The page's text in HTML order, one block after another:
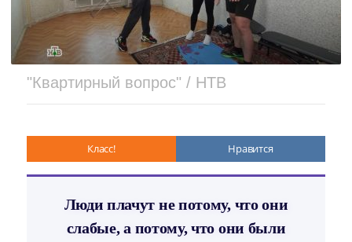
"Квартирный вопрос" / НТВ
Класс! Нравится
Люди плачут не потому, что они
слабые, а потому, что они были